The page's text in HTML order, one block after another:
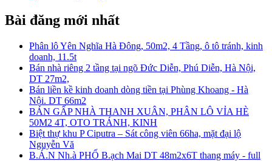
Bài đăng mới nhất
Phân lô Yên Nghĩa Hà Đông, 50m2, 4 Tầng, ô tô tránh, kinh
doanh, 11.5t
Bán nhà riêng 2 tầng tại ngõ Đức Diễn, Phú Diễn, Hà Nội,
DT 27m2,
Bán liền kề kinh doanh dòng tiền tại Phùng Khoang - Hà
Nội. DT 66m2
BÁN GẤP NHÀ THANH XUÂN, PHÂN LÔ VỈA HÈ
50M2 4T, OTO TRÁNH, KINH
Biệt thự khu P Ciputra – Sát công viên 66ha, mặt đại lộ
Nguyễn Vă
B.Á.N Nh.à PHỐ B.ạch Mai DT 48m2x6T thang máy - full